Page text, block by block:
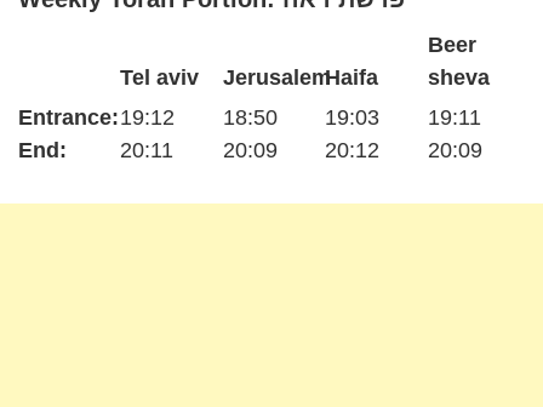
Entrance:
End:
Tel aviv
19:12
20:11
Jerusalem
18:50
20:09
Haifa
19:03
20:12
Beer
sheva
19:11
20:09